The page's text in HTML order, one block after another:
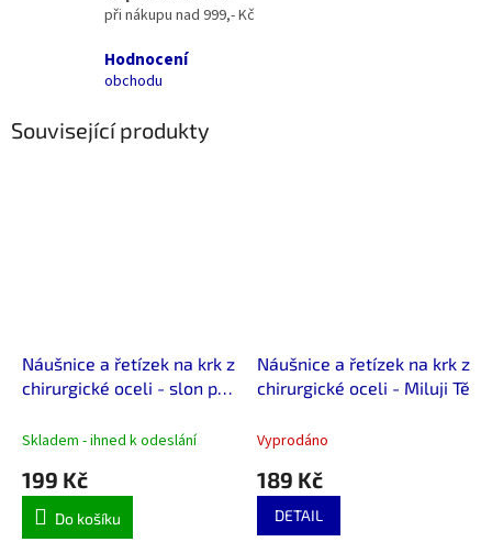
při nákupu nad 999,- Kč
Hodnocení
obchodu
Související produkty
Náušnice a řetízek na krk z
chirurgické oceli - slon pro
Skladem - ihned k odeslání
199 Kč
Do košíku
Náušnice a řetízek na krk z
chirurgické oceli - Miluji Tě
Vyprodáno
189 Kč
DETAIL